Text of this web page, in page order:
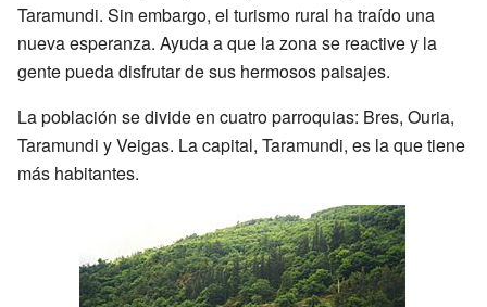
Taramundi. Sin embargo, el turismo rural ha traído una
nueva esperanza. Ayuda a que la zona se reactive y la
gente pueda disfrutar de sus hermosos paisajes.
La población se divide en cuatro parroquias: Bres, Ouria,
Taramundi y Veigas. La capital, Taramundi, es la que tiene
más habitantes.